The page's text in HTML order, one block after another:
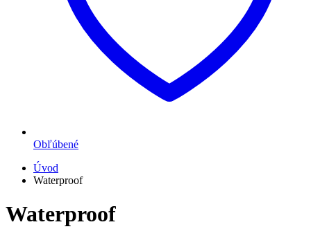
Obľúbené
Úvod
Waterproof
Waterproof